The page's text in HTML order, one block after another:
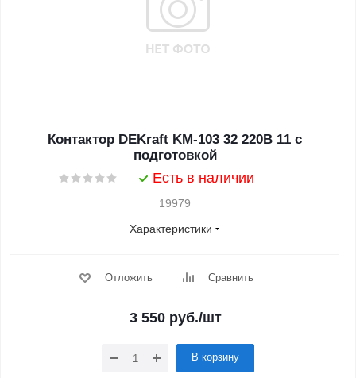
Контактор DEKraft KM-103 32 220В 11 с
подготовкой
Есть в наличии
19979
Характеристики
Отложить Сравнить
3 550руб./шт
В корзину